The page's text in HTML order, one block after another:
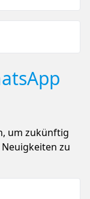
um zukünftig
zu